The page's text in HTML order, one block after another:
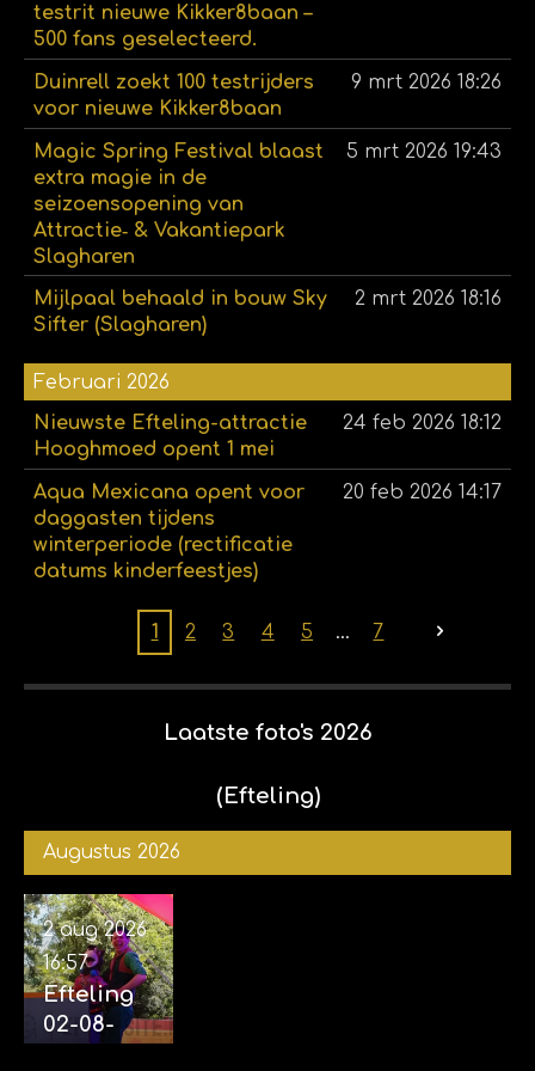
testrit nieuwe Kikker8baan –
500 fans geselecteerd.
Duinrell zoekt 100 testrijders
voor nieuwe Kikker8baan
9 mrt 2026 18:26
Magic Spring Festival blaast
extra magie in de
seizoensopening van
Attractie‑ & Vakantiepark
Slagharen
5 mrt 2026 19:43
Mijlpaal behaald in bouw Sky
Sifter (Slagharen)
2 mrt 2026 18:16
Februari 2026
Nieuwste Efteling-attractie
Hooghmoed opent 1 mei
24 feb 2026 18:12
Aqua Mexicana opent voor
daggasten tijdens
winterperiode (rectificatie
datums kinderfeestjes)
20 feb 2026 14:17
1 2 3 4 5 7
Laatste foto's 2026
(Efteling)
Augustus 2026
Efteling
02-08-
2 aug 2026
16:57